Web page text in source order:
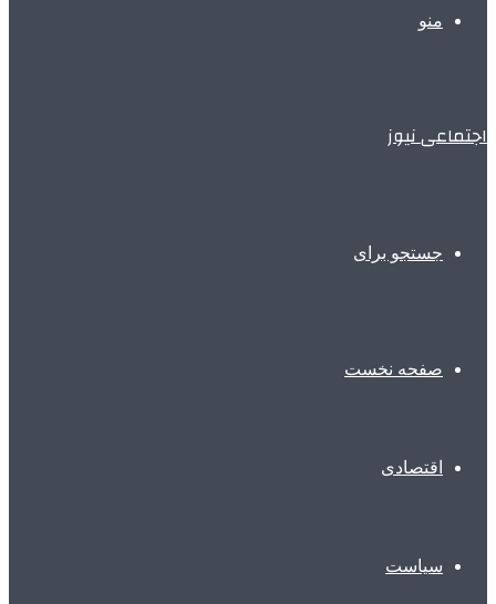
منو
اجتماعی نیوز
جستجو برای
صفحه نخست
اقتصادی
سیاست